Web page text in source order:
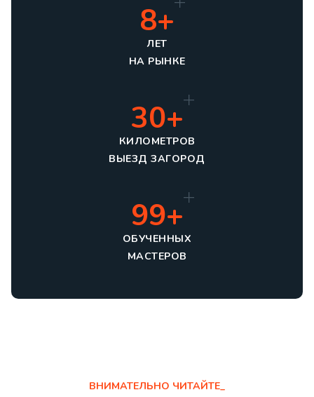
8+
ЛЕТ
НА РЫНКЕ
30+
КИЛОМЕТРОВ
ВЫЕЗД ЗАГОРОД
99+
ОБУЧЕННЫХ
МАСТЕРОВ
ВНИМАТЕЛЬНО ЧИТАЙТЕ_